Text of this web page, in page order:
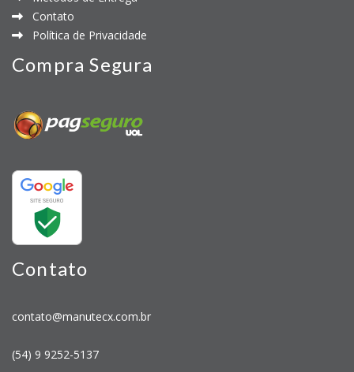
Contato
Política de Privacidade
Compra Segura
Contato
contato@manutecx.com.br
(54) 9 9252-5137